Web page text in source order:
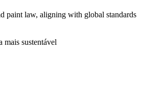
paint law, aligning with global standards
mais sustentável